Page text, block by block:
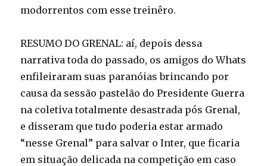
modorrentos com esse treinêro.
RESUMO DO GRENAL: aí, depois dessa
narrativa toda do passado, os amigos do Whats
enfileiraram suas paranóias brincando por
causa da sessão pastelão do Presidente Guerra
na coletiva totalmente desastrada pós Grenal,
e disseram que tudo poderia estar armado
“nesse Grenal” para salvar o Inter, que ficaria
em situação delicada na competição em caso